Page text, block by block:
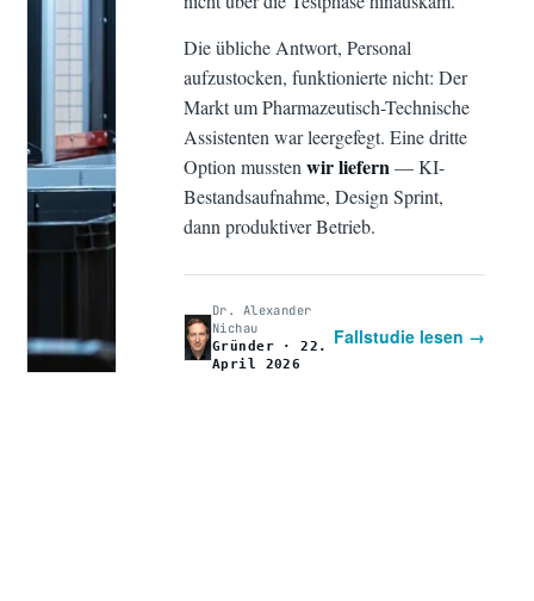
Die übliche Antwort, Personal
aufzustocken, funktionierte nicht: Der
Markt um Pharmazeutisch-Technische
Assistenten war leergefegt. Eine dritte
Option musstenwir liefern — KI-
Bestandsaufnahme, Design Sprint,
dann produktiver Betrieb.
Dr. Alexander
Nichau
Gründer · 22.
April 2026
Fallstudie lesen →